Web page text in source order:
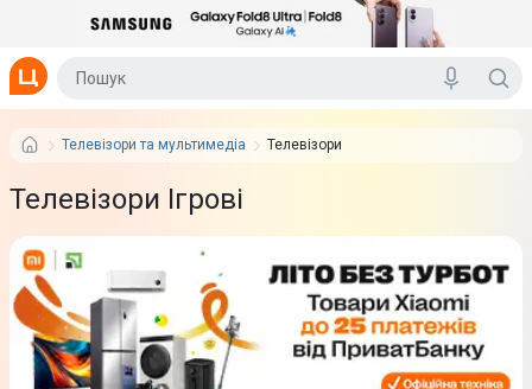
Телевізори та мультимедіа Телевізори
Телевізори Ігрові